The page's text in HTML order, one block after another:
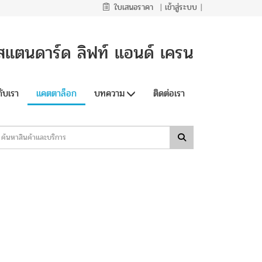
ใบเสนอราคา | เข้าสู่ระบบ |
ตนดาร์ด ลิฟท์ แอนด์ เครน
เรา แคตตาล็อก บทความ ติดต่อเรา